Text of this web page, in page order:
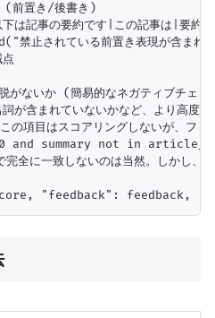
前置き/後書き)
は記事の要約です|この記事は|要
止されている前置き表現が含まれ
ないか (簡易的なネガティブチェッ
が含まれていないかなど、より高度な
の項目はスコアリングしないが、フィ
and summary not in
に一致しないのは当然。しかし、無